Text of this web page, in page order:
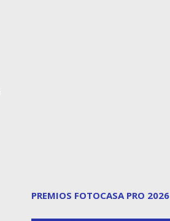
PREMIOS FOTOCASA PRO 2026